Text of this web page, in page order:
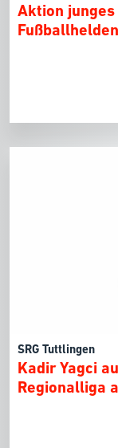
Aktion
SRG Tuttlingen
Kadir Yagci
Regionalliga